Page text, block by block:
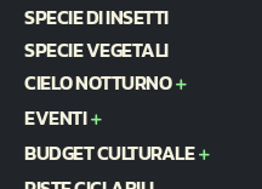
SPECIE DI INSETTI
SPECIE VEGETALI
CIELO NOTTURNO
EVENTI
BUDGET CULTURALE